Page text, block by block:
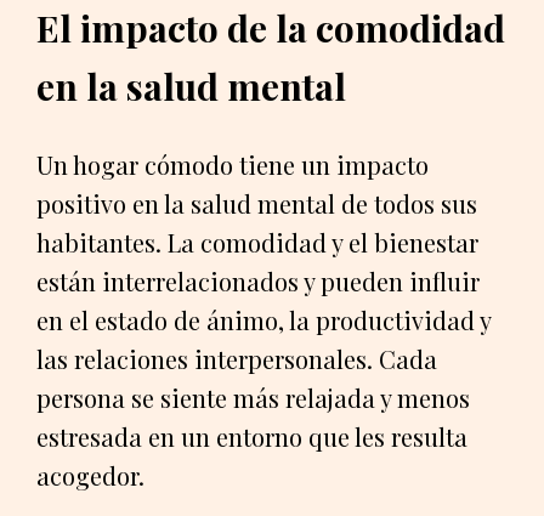
El impacto de la comodidad
en la salud mental
Un hogar cómodo tiene un impacto
positivo en la salud mental de todos sus
habitantes. La comodidad y el bienestar
están interrelacionados y pueden influir
en el estado de ánimo, la productividad y
las relaciones interpersonales. Cada
persona se siente más relajada y menos
estresada en un entorno que les resulta
acogedor.